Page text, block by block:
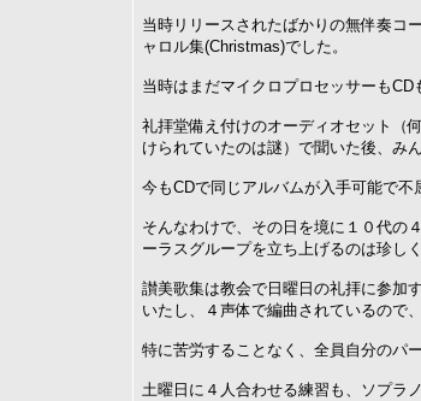
当時リリースされたばかりの無伴奏コ
ャロル集(Christmas)でした。
当時はまだマイクロプロセッサーもCD
礼拝堂備え付けのオーディオセット（
けられていたのは謎）で聞いた後、み
今もCDで同じアルバムが入手可能で不
そんなわけで、その日を境に１０代の
ーラスグループを立ち上げるのは珍し
讃美歌集は教会で日曜日の礼拝に参加
いたし、４声体で編曲されているので
特に苦労することなく、全員自分のパ
土曜日に４人合わせる練習も、ソプラ